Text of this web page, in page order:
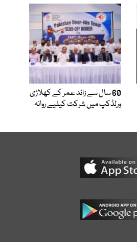
60 سال سے زائد عمر کے کھلاڑی
ورلڈکپ میں شرکت کیلیے روانہ